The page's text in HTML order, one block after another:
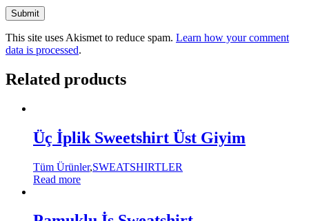
This site uses Akismet to reduce spam. Learn how your comment
data is processed.
Related products
Üç İplik Sweetshirt Üst Giyim
Tüm Ürünler,SWEATSHIRTLER
Read more